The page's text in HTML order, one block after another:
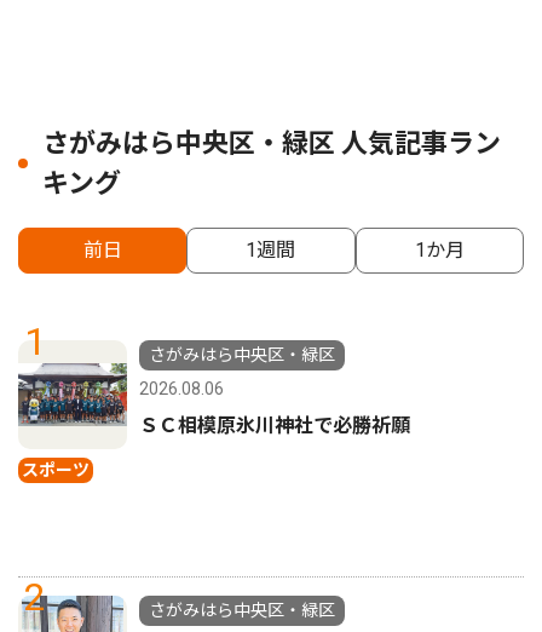
さがみはら中央区・緑区 人気記事ラン
キング
前日 1週間 1か月
1
スポーツ
さがみはら中央区・緑区
2026.08.06
ＳＣ相模原氷川神社で必勝祈願
2
さがみはら中央区・緑区